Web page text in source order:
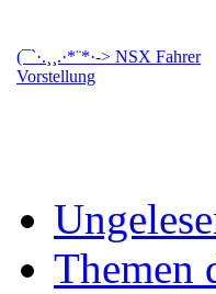
(¯`·.¸¸.·*¨*·-> NSX Fahrer
Vorstellung
Themen